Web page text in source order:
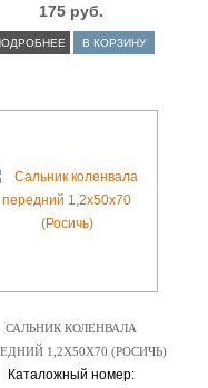
175 руб.
В КОРЗИНУ
САЛЬНИК КОЛЕНВАЛА
1,2Х50Х70 (РОСИЧЬ)
Каталожный номер: